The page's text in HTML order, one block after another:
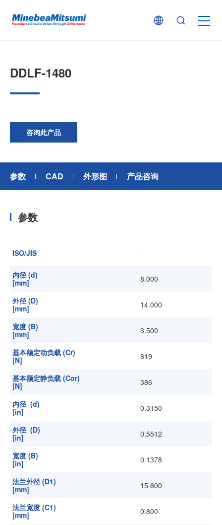
新闻
企业信息
加入我们
DDLF-1480
咨询此产品
参数 CAD 外形图 产品咨询
参数
ISO/JIS -
内径 (d)
[mm]
8.000
外径 (D)
[mm]
14.000
宽度 (B)
[mm]
3.500
基本额定动负载 (Cr)
[N]
819
基本额定静负载 (Cor)
[N]
386
内径 (d)
[in]
0.3150
外径 (D)
[in]
0.5512
宽度 (B)
[in]
0.1378
法兰外径 (D1)
[mm]
15.600
法兰宽度 (C1)
[mm]
0.800